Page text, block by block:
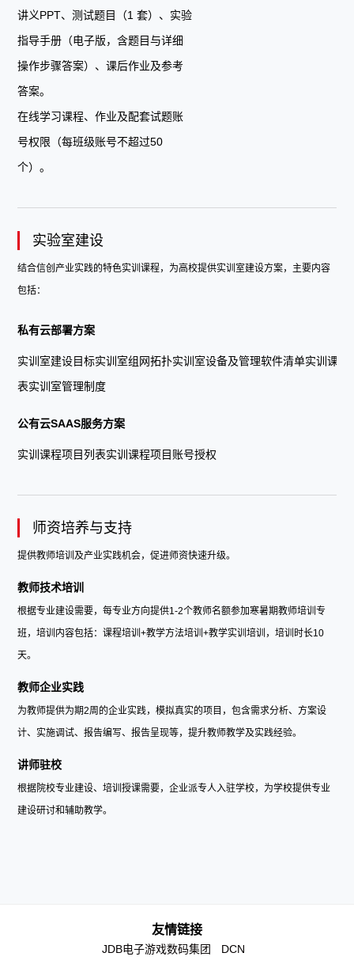
讲义PPT、测试题目（1 套）、实验
指导手册（电子版，含题目与详细
操作步骤答案）、课后作业及参考
答案。
在线学习课程、作业及配套试题账
号权限（每班级账号不超过50
个）。
实验室建设
结合信创产业实践的特色实训课程，为高校提供实训室建设方案，主要内容
包括：
私有云部署方案
实训室建设目标实训室组网拓扑实训室设备及管理软件清单实训课程
表实训室管理制度
公有云SAAS服务方案
实训课程项目列表实训课程项目账号授权
师资培养与支持
提供教师培训及产业实践机会，促进师资快速升级。
教师技术培训
根据专业建设需要，每专业方向提供1-2个教师名额参加寒暑期教师培训专
班，培训内容包括：课程培训+教学方法培训+教学实训培训，培训时长10
天。
教师企业实践
为教师提供为期2周的企业实践，模拟真实的项目，包含需求分析、方案设
计、实施调试、报告编写、报告呈现等，提升教师教学及实践经验。
讲师驻校
根据院校专业建设、培训授课需要，企业派专人入驻学校，为学校提供专业
建设研讨和辅助教学。
友情链接
JDB电子游戏数码集团 DCN